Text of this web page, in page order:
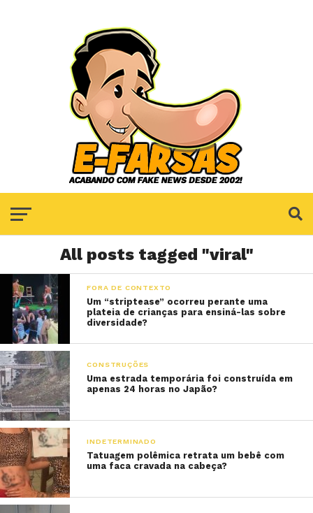
All posts tagged "viral"
FORA DE CONTEXTO
Um “striptease” ocorreu perante uma
plateia de crianças para ensiná-las sobre
diversidade?
CONSTRUÇÕES
Uma estrada temporária foi construída em
apenas 24 horas no Japão?
INDETERMINADO
Tatuagem polêmica retrata um bebê com
uma faca cravada na cabeça?